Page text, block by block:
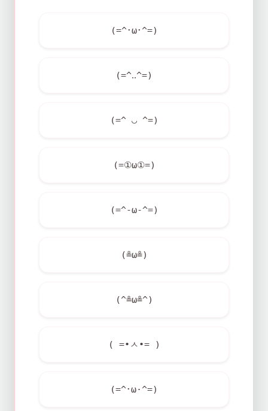
(=^･ω･^=)
(=^‥^=)
(=^ ◡ ^=)
(=①ω①=)
(=^-ω-^=)
(≗ω≗)
(^≗ω≗^)
( =•ㅅ•= )
(=^･ω·^=)